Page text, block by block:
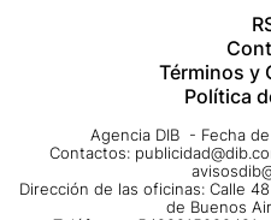
Términos y
Política
Agencia DIB - Fecha
Contactos:
Dirección de las oficinas: Calle
de Buenos